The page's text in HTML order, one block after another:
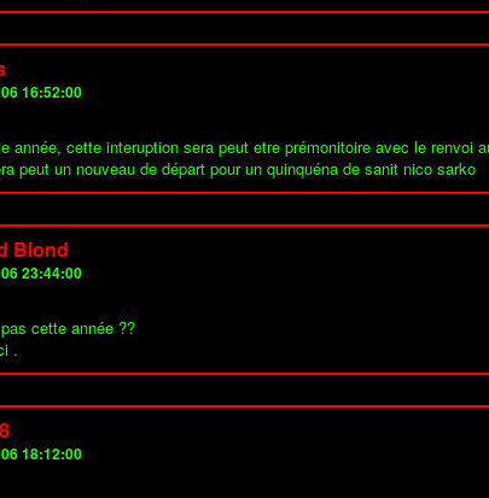
16:52:00
année, cette interuption sera peut etre prémonitoire avec le renvoi
peut un nouveau de départ pour un quinquéna de sanit nico sarko
Blond
23:44:00
cette année ??
.
18:12:00